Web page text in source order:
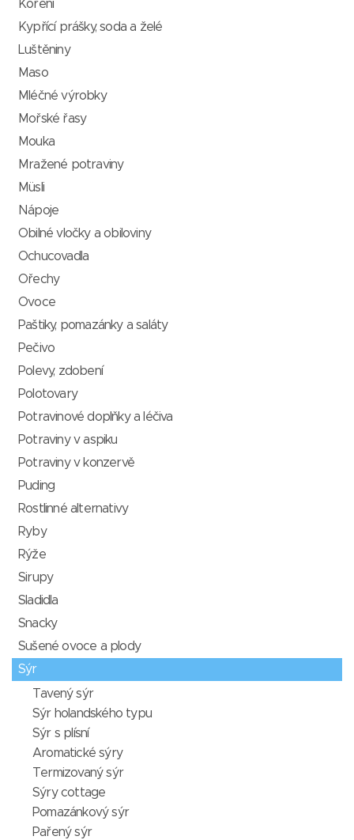
Koření
Kypřící prášky, soda a želé
Luštěniny
Maso
Mléčné výrobky
Mořské řasy
Mouka
Mražené potraviny
Müsli
Nápoje
Obilné vločky a obiloviny
Ochucovadla
Ořechy
Ovoce
Paštiky, pomazánky a saláty
Pečivo
Polevy, zdobení
Polotovary
Potravinové doplňky a léčiva
Potraviny v aspiku
Potraviny v konzervě
Puding
Rostlinné alternativy
Ryby
Rýže
Sirupy
Sladidla
Snacky
Sušené ovoce a plody
Sýr
Tavený sýr
Sýr holandského typu
Sýr s plísní
Aromatické sýry
Termizovaný sýr
Sýry cottage
Pomazánkový sýr
Pařený sýr